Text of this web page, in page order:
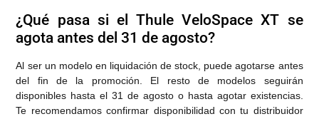
¿Qué pasa si el Thule VeloSpace XT se
agota antes del 31 de agosto?
Al ser un modelo en liquidación de stock, puede agotarse antes
del fin de la promoción. El resto de modelos seguirán
disponibles hasta el 31 de agosto o hasta agotar existencias.
Te recomendamos confirmar disponibilidad con tu distribuidor